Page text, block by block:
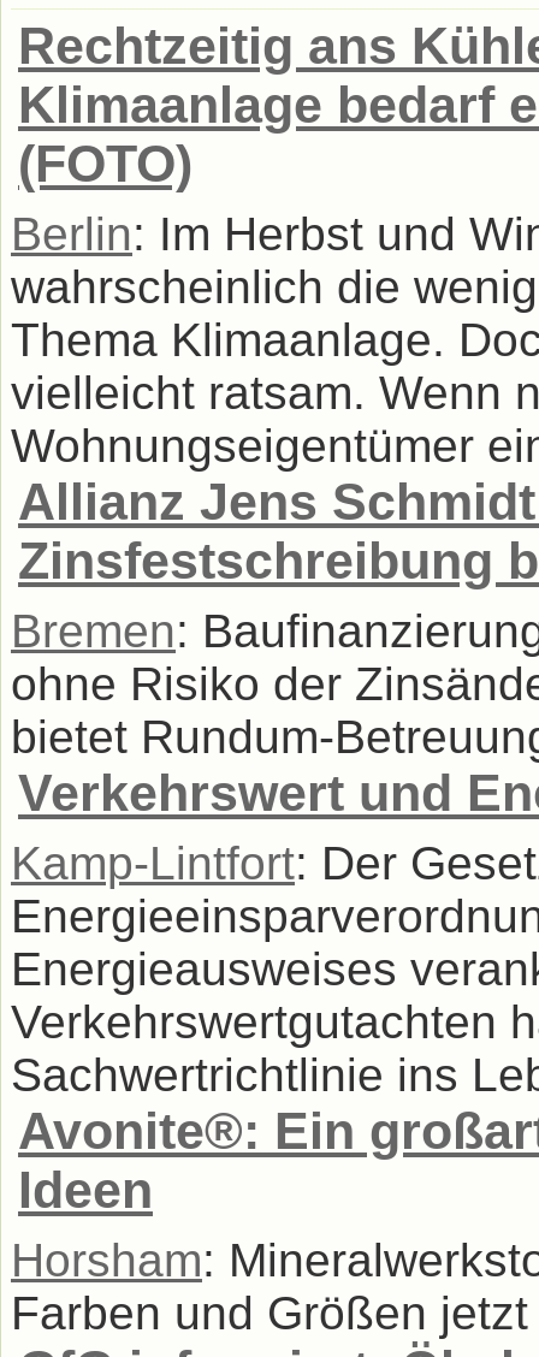
Rechtzeitig ans
Klimaanlage bedarf
(FOTO)
Berlin: Im Herbst und
wahrscheinlich die
Thema Klimaanlage.
vielleicht ratsam. Wenn
Wohnungseigentümer
Allianz Jens
Zinsfestschreibung
Bremen:
ohne Risiko der
bietet Rundum-
Verkehrswert und
Kamp-Lintfort: Der
Energieausweises
Verkehrswertgutachten
Sachwertrichtlinie ins
Avonite®: Ein
Ideen
Horsham:
Farben und Größen